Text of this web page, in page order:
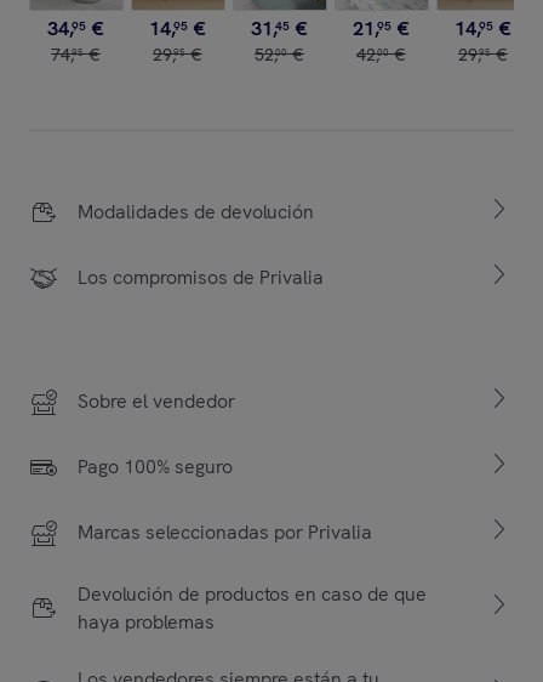
34,95 €
74,95 €
14,95 €
29,95 €
31,45 €
52,00 €
21,95 €
42,00 €
14,95 €
29,95 €
Modalidades de devolución
Los compromisos de Privalia
Sobre el vendedor
Pago 100% seguro
Marcas seleccionadas por Privalia
Devolución de productos en caso de que
haya problemas